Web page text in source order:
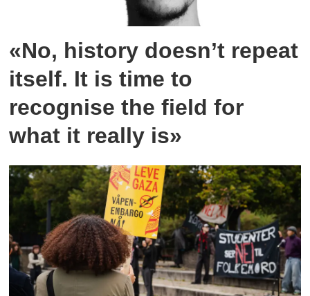
«No, history doesn’t repeat
itself. It is time to
recognise the field for
what it really is»